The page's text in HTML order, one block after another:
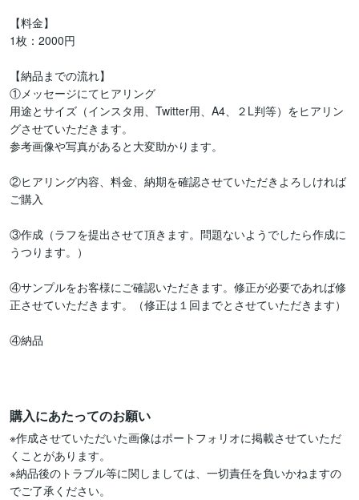
【料金】
1枚：2000円
【納品までの流れ】
①メッセージにてヒアリング
用途とサイズ（インスタ用、Twitter用、A4、２L判等）をヒアリン
グさせていただきます。
参考画像や写真があると大変助かります。
②ヒアリング内容、料金、納期を確認させていただきよろしければ
ご購入
③作成（ラフを提出させて頂きます。問題ないようでしたら作成に
うつります。）
④サンプルをお客様にご確認いただきます。修正が必要であれば修
正させていただきます。（修正は１回までとさせていただきます）
④納品
購入にあたってのお願い
※作成させていただいた画像はポートフォリオに掲載させていただ
くことがあります。
※納品後のトラブル等に関しましては、一切責任を負いかねますの
でご了承ください。